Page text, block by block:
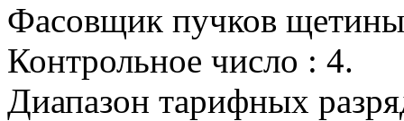
Фасовщик пучков
Контрольное число : 4.
Диапазон тарифных